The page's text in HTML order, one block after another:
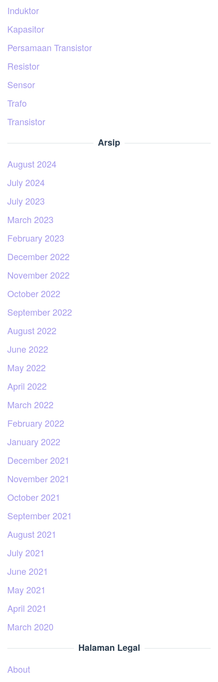
Induktor
Kapasitor
Persamaan Transistor
Resistor
Sensor
Trafo
Transistor
Arsip
August 2024
July 2024
July 2023
March 2023
February 2023
December 2022
November 2022
October 2022
September 2022
August 2022
June 2022
May 2022
April 2022
March 2022
February 2022
January 2022
December 2021
November 2021
October 2021
September 2021
August 2021
July 2021
June 2021
May 2021
April 2021
March 2020
Halaman Legal
About